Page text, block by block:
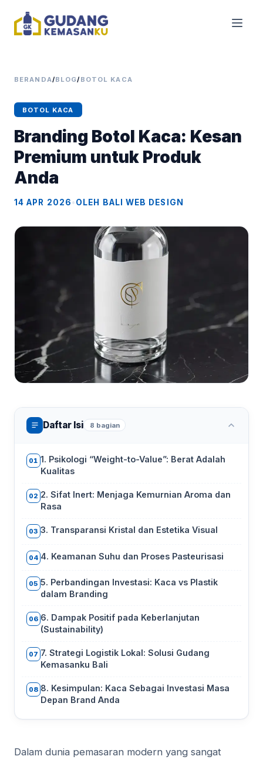
BERANDA/BLOG/ BOTOL KACA
BOTOL KACA
Branding Botol Kaca: Kesan
Premium untuk Produk
Anda
14 APR 2026•OLEH BALI WEB DESIGN
Daftar Isi 8 bagian
01 1. Psikologi “Weight-to-Value”: Berat Adalah
Kualitas
02 2. Sifat Inert: Menjaga Kemurnian Aroma dan
Rasa
03 3. Transparansi Kristal dan Estetika Visual
04 4. Keamanan Suhu dan Proses Pasteurisasi
05 5. Perbandingan Investasi: Kaca vs Plastik
dalam Branding
06 6. Dampak Positif pada Keberlanjutan
(Sustainability)
07 7. Strategi Logistik Lokal: Solusi Gudang
Kemasanku Bali
08 8. Kesimpulan: Kaca Sebagai Investasi Masa
Depan Brand Anda
Dalam dunia pemasaran modern yang sangat